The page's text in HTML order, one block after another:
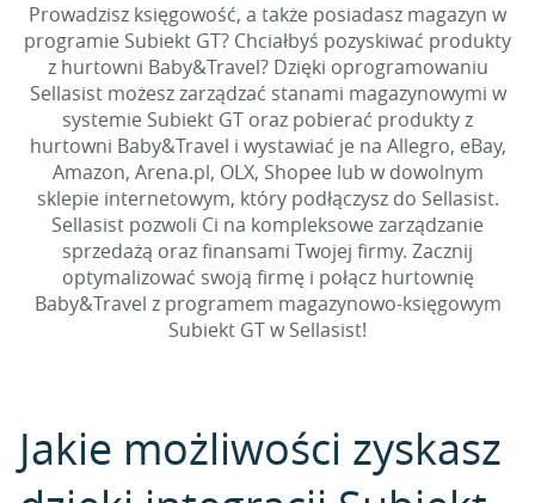
Prowadzisz księgowość, a także posiadasz magazyn w
programie Subiekt GT? Chciałbyś pozyskiwać produkty
z hurtowni Baby&Travel? Dzięki oprogramowaniu
Sellasist możesz zarządzać stanami magazynowymi w
systemie Subiekt GT oraz pobierać produkty z
hurtowni Baby&Travel i wystawiać je na Allegro, eBay,
Amazon, Arena.pl, OLX, Shopee lub w dowolnym
sklepie internetowym, który podłączysz do Sellasist.
Sellasist pozwoli Ci na kompleksowe zarządzanie
sprzedażą oraz finansami Twojej firmy. Zacznij
optymalizować swoją firmę i połącz hurtownię
Baby&Travel z programem magazynowo-księgowym
Subiekt GT w Sellasist!
Jakie możliwości zyskasz